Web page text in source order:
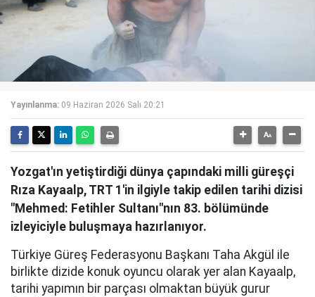
Yayınlanma: 09 Haziran 2026 Salı 20:21
Yozgat'ın yetiştirdiği dünya çapındaki milli güreşçi
Rıza Kayaalp, TRT 1'in ilgiyle takip edilen tarihi dizisi
"Mehmed: Fetihler Sultanı"nın 83. bölümünde
izleyiciyle buluşmaya hazırlanıyor.
Türkiye Güreş Federasyonu Başkanı Taha Akgül ile
birlikte dizide konuk oyuncu olarak yer alan Kayaalp,
tarihi yapımın bir parçası olmaktan büyük gurur